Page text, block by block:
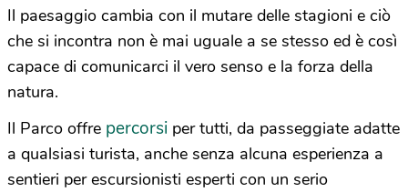
Il paesaggio cambia con il mutare delle stagioni e ciò
che si incontra non è mai uguale a se stesso ed è così
capace di comunicarci il vero senso e la forza della
natura.
Il Parco offre percorsi per tutti, da passeggiate adatte
a qualsiasi turista, anche senza alcuna esperienza a
sentieri per escursionisti esperti con un serio